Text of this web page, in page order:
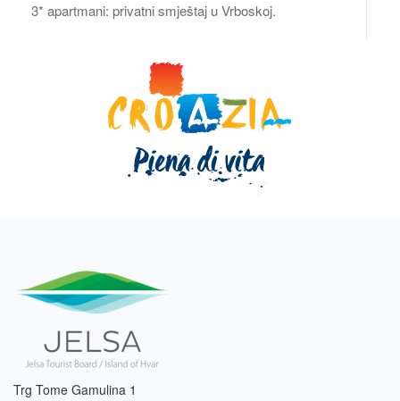
3* apartmani: privatni smještaj u Vrboskoj.
Trg Tome Gamulina 1